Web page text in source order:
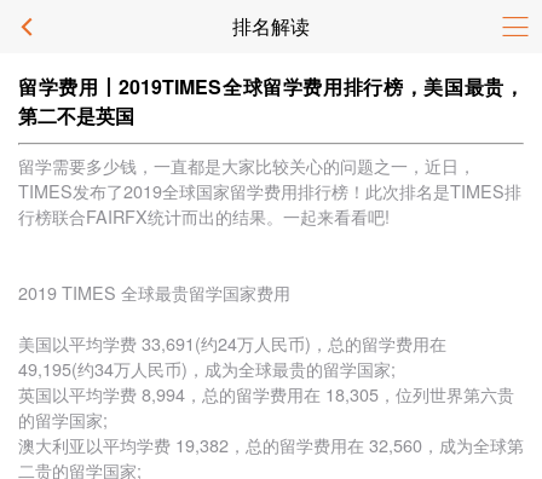
排名解读
留学费用丨2019TIMES全球留学费用排行榜，美国最贵，
第二不是英国
留学需要多少钱，一直都是大家比较关心的问题之一，近日，
TIMES发布了2019全球国家留学费用排行榜！此次排名是TIMES排
行榜联合FAIRFX统计而出的结果。一起来看看吧!
2019 TIMES 全球最贵留学国家费用
美国以平均学费 33,691(约24万人民币)，总的留学费用在
49,195(约34万人民币)，成为全球最贵的留学国家;
英国以平均学费 8,994，总的留学费用在 18,305，位列世界第六贵
的留学国家;
澳大利亚以平均学费 19,382，总的留学费用在 32,560，成为全球第
二贵的留学国家;